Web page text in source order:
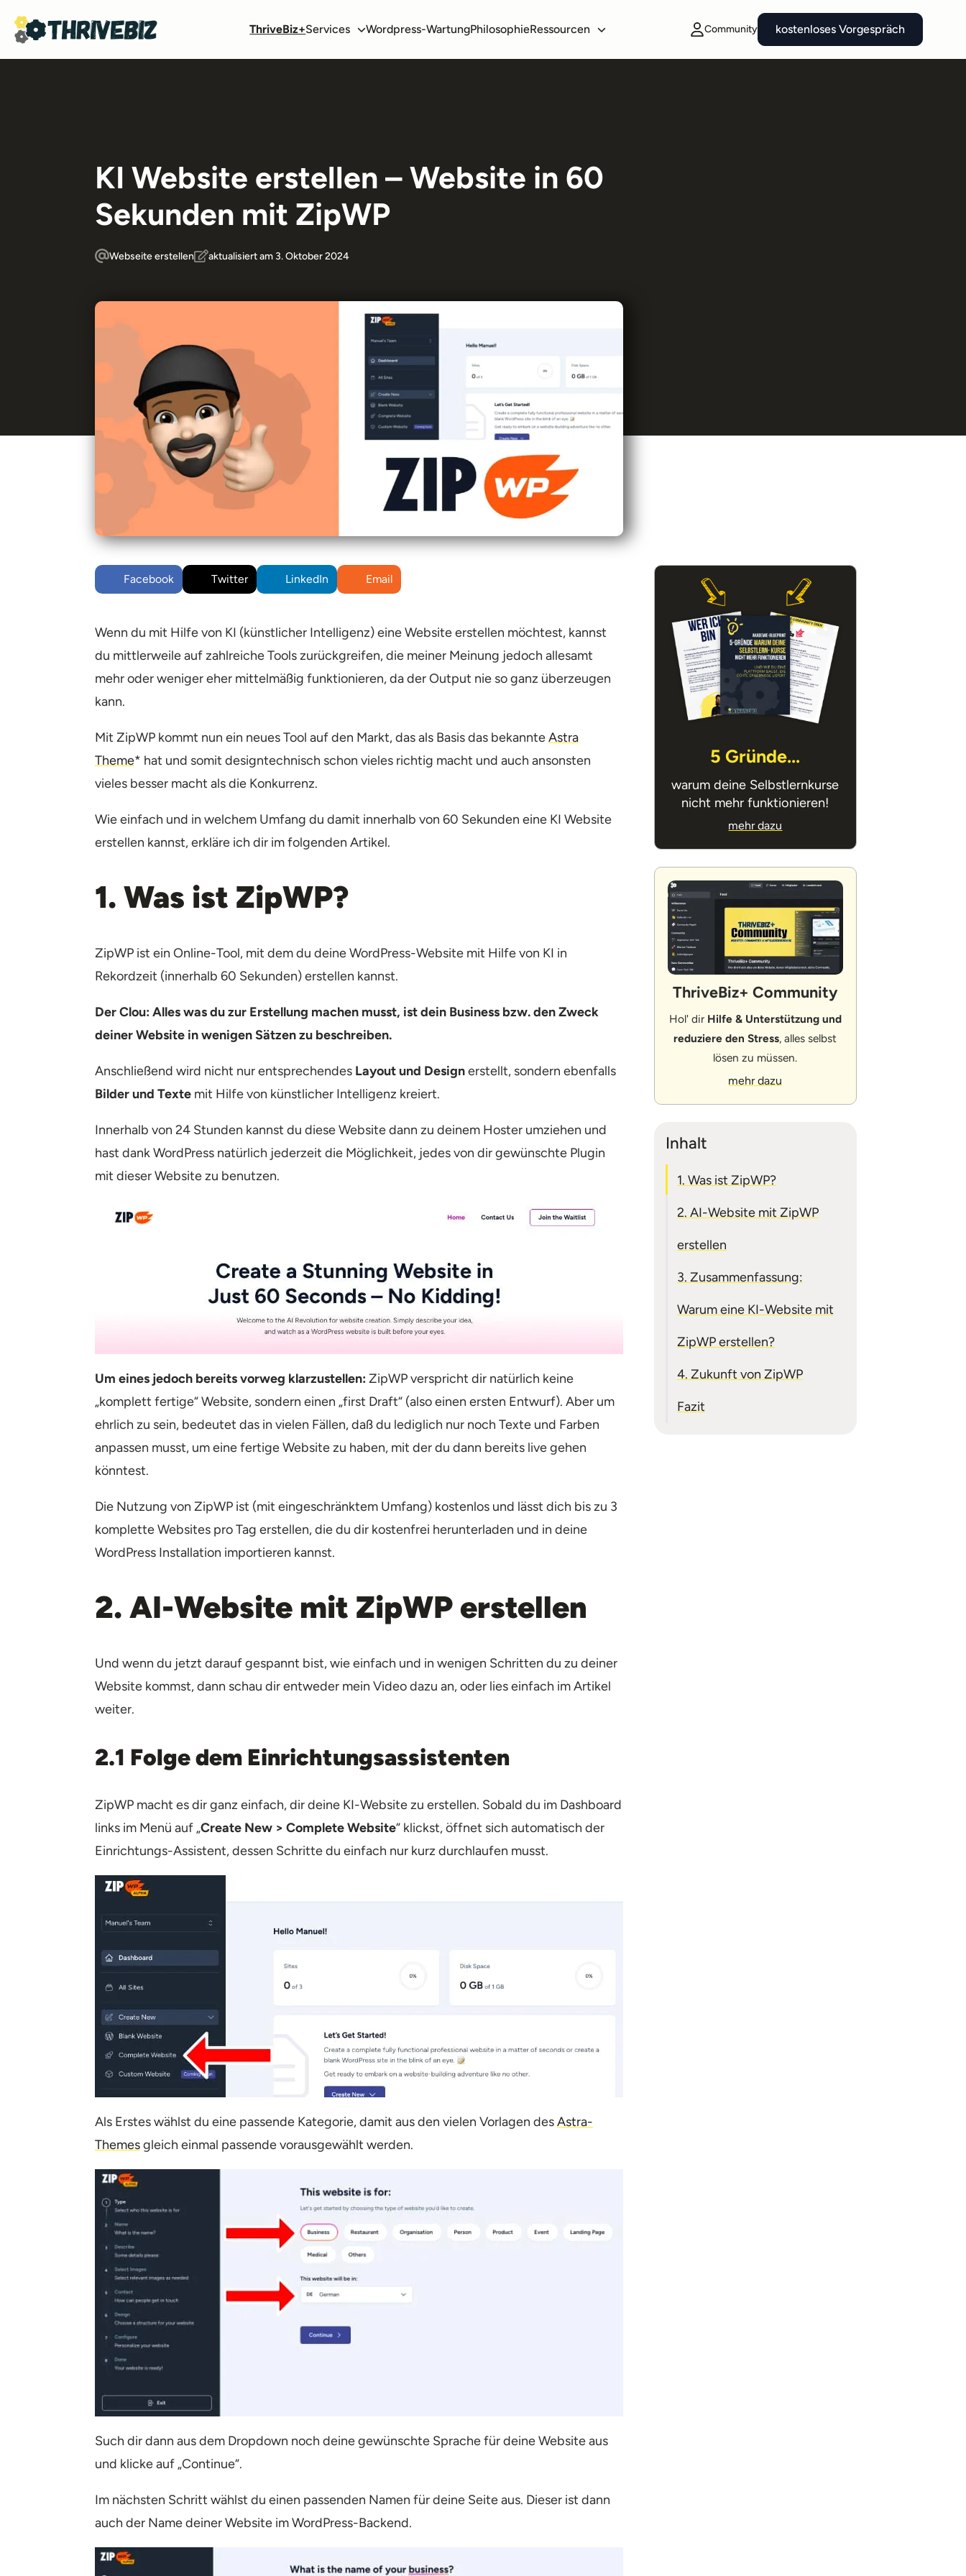
ThriveBiz+Services Wordpress-WartungPhilosophieRessourcen Community kostenloses Vorgespräch
KI Website erstellen – Website in 60
Sekunden mit ZipWP
Webseite erstellen aktualisiert am 3. Oktober 2024
Facebook Twitter LinkedIn Email
Wenn du mit Hilfe von KI (künstlicher Intelligenz) eine Website erstellen möchtest, kannst
du mittlerweile auf zahlreiche Tools zurückgreifen, die meiner Meinung jedoch allesamt
mehr oder weniger eher mittelmäßig funktionieren, da der Output nie so ganz überzeugen
kann.
Mit ZipWP kommt nun ein neues Tool auf den Markt, das als Basis das bekannteAstra
Theme* hat und somit designtechnisch schon vieles richtig macht und auch ansonsten
vieles besser macht als die Konkurrenz.
Wie einfach und in welchem Umfang du damit innerhalb von 60 Sekunden eine KI Website
erstellen kannst, erkläre ich dir im folgenden Artikel.
1. Was ist ZipWP?
ZipWP ist ein Online-Tool, mit dem du deine WordPress-Website mit Hilfe von KI in
Rekordzeit (innerhalb 60 Sekunden) erstellen kannst.
Der Clou: Alles was du zur Erstellung machen musst, ist dein Business bzw. den Zweck
deiner Website in wenigen Sätzen zu beschreiben.
Anschließend wird nicht nur entsprechendes Layout und Designerstellt, sondern ebenfalls
Bilder und Texte mit Hilfe von künstlicher Intelligenz kreiert.
Innerhalb von 24 Stunden kannst du diese Website dann zu deinem Hoster umziehen und
hast dank WordPress natürlich jederzeit die Möglichkeit, jedes von dir gewünschte Plugin
mit dieser Website zu benutzen.
Um eines jedoch bereits vorweg klarzustellen: ZipWP verspricht dir natürlich keine
„komplett fertige“ Website, sondern einen „first Draft“ (also einen ersten Entwurf). Aber um
ehrlich zu sein, bedeutet das in vielen Fällen, daß du lediglich nur noch Texte und Farben
anpassen musst, um eine fertige Website zu haben, mit der du dann bereits live gehen
könntest.
Die Nutzung von ZipWP ist (mit eingeschränktem Umfang) kostenlos und lässt dich bis zu 3
komplette Websites pro Tag erstellen, die du dir kostenfrei herunterladen und in deine
WordPress Installation importieren kannst.
2. AI-Website mit ZipWP erstellen
Und wenn du jetzt darauf gespannt bist, wie einfach und in wenigen Schritten du zu deiner
Website kommst, dann schau dir entweder mein Video dazu an, oder lies einfach im Artikel
weiter.
2.1 Folge dem Einrichtungsassistenten
ZipWP macht es dir ganz einfach, dir deine KI-Website zu erstellen. Sobald du im Dashboard
links im Menü auf „Create New > Complete Website“ klickst, öffnet sich automatisch der
Einrichtungs-Assistent, dessen Schritte du einfach nur kurz durchlaufen musst.
Als Erstes wählst du eine passende Kategorie, damit aus den vielen Vorlagen desAstra-
Themesgleich einmal passende vorausgewählt werden.
Such dir dann aus dem Dropdown noch deine gewünschte Sprache für deine Website aus
und klicke auf „Continue“.
Im nächsten Schritt wählst du einen passenden Namen für deine Seite aus. Dieser ist dann
auch der Name deiner Website im WordPress-Backend.
5 Gründe...
warum deine Selbstlernkurse
nicht mehr funktionieren!
mehr dazu
ThriveBiz+ Community
Hol' dir Hilfe & Unterstützung und
reduziere den Stress, alles selbst
lösen zu müssen.
mehr dazu
Inhalt
1. Was ist ZipWP?
2. AI-Website mit ZipWP
erstellen
3. Zusammenfassung:
Warum eine KI-Website mit
ZipWP erstellen?
4. Zukunft von ZipWP
Fazit